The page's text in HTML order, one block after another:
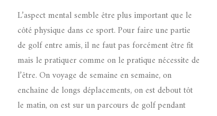
L’aspect mental semble être plus important que le
côté physique dans ce sport. Pour faire une partie
de golf entre amis, il ne faut pas forcément être fit
mais le pratiquer comme on le pratique nécessite de
l’être. On voyage de semaine en semaine, on
enchaîne de longs déplacements, on est debout tôt
le matin, on est sur un parcours de golf pendant